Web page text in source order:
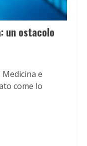
un ostacolo
e
come lo